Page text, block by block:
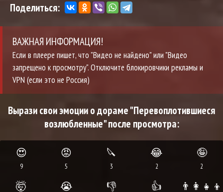
Поделиться:
ВАЖНАЯ ИНФОРМАЦИЯ!
Если в плеере пишет, что "Видео не найдено" или "Видео
запрещено к просмотру". Отключите блокировчики рекламы и
VPN (если это не Россия)
Вырази свои эмоции о дораме "Перевоплотившиеся
возлюбленные" после просмотра:
😍
9
😡
5
🔪
3
😂
2
🤪
2
🤯 😭 👎 👍 👨‍👩‍👧‍👦